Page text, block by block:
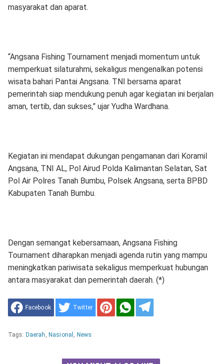
masyarakat dan aparat.
“Angsana Fishing Tournament menjadi momentum untuk
memperkuat silaturahmi, sekaligus mengenalkan potensi
wisata bahari Pantai Angsana. TNI bersama aparat
pemerintah siap mendukung penuh agar kegiatan ini berjalan
aman, tertib, dan sukses,” ujar Yudha Wardhana.
Kegiatan ini mendapat dukungan pengamanan dari Koramil
Angsana, TNI AL, Pol Airud Polda Kalimantan Selatan, Sat
Pol Air Polres Tanah Bumbu, Polsek Angsana, serta BPBD
Kabupaten Tanah Bumbu.
Dengan semangat kebersamaan, Angsana Fishing
Tournament diharapkan menjadi agenda rutin yang mampu
meningkatkan pariwisata sekaligus memperkuat hubungan
antara masyarakat dan pemerintah daerah. (*)
Facebook Twitter
Tags: Daerah , Nasional , News